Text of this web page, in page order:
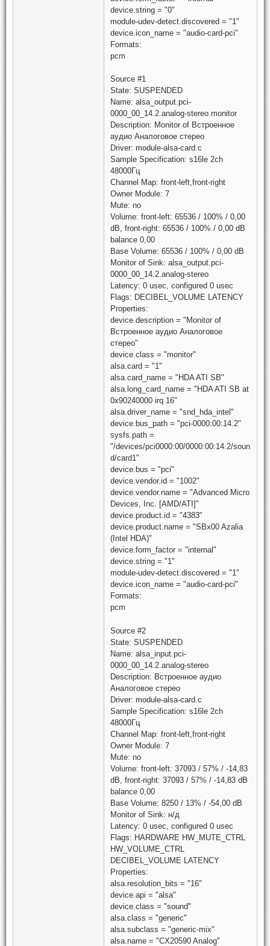
device.string = "0"
module-udev-detect.discovered = "1"
device.icon_name = "audio-card-pci"
Formats:
pcm
Source #1
State: SUSPENDED
Name: alsa_output.pci-
0000_00_14.2.analog-stereo.monitor
Description: Monitor of Встроенное
аудио Аналоговое стерео
Driver: module-alsa-card.c
Sample Specification: s16le 2ch
48000Гц
Channel Map: front-left,front-right
Owner Module: 7
Mute: no
Volume: front-left: 65536 / 100% / 0,00
dB, front-right: 65536 / 100% / 0,00 dB
balance 0,00
Base Volume: 65536 / 100% / 0,00 dB
Monitor of Sink: alsa_output.pci-
0000_00_14.2.analog-stereo
Latency: 0 usec, configured 0 usec
Flags: DECIBEL_VOLUME LATENCY
Properties:
device.description = "Monitor of
Встроенное аудио Аналоговое
стерео"
device.class = "monitor"
alsa.card = "1"
alsa.card_name = "HDA ATI SB"
alsa.long_card_name = "HDA ATI SB at
0x90240000 irq 16"
alsa.driver_name = "snd_hda_intel"
device.bus_path = "pci-0000:00:14.2"
sysfs.path =
"/devices/pci0000:00/0000:00:14.2/soun
d/card1"
device.bus = "pci"
device.vendor.id = "1002"
device.vendor.name = "Advanced Micro
Devices, Inc. [AMD/ATI]"
device.product.id = "4383"
device.product.name = "SBx00 Azalia
(Intel HDA)"
device.form_factor = "internal"
device.string = "1"
module-udev-detect.discovered = "1"
device.icon_name = "audio-card-pci"
Formats:
pcm
Source #2
State: SUSPENDED
Name: alsa_input.pci-
0000_00_14.2.analog-stereo
Description: Встроенное аудио
Аналоговое стерео
Driver: module-alsa-card.c
Sample Specification: s16le 2ch
48000Гц
Channel Map: front-left,front-right
Owner Module: 7
Mute: no
Volume: front-left: 37093 / 57% / -14,83
dB, front-right: 37093 / 57% / -14,83 dB
balance 0,00
Base Volume: 8250 / 13% / -54,00 dB
Monitor of Sink: н/д
Latency: 0 usec, configured 0 usec
Flags: HARDWARE HW_MUTE_CTRL
HW_VOLUME_CTRL
DECIBEL_VOLUME LATENCY
Properties:
alsa.resolution_bits = "16"
device.api = "alsa"
device.class = "sound"
alsa.class = "generic"
alsa.subclass = "generic-mix"
alsa.name = "CX20590 Analog"